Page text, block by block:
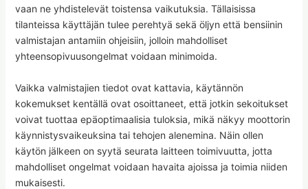
vaan ne yhdistelevät toistensa vaikutuksia. Tällaisissa
tilanteissa käyttäjän tulee perehtyä sekä öljyn että bensiinin
valmistajan antamiin ohjeisiin, jolloin mahdolliset
yhteensopivuusongelmat voidaan minimoida.
Vaikka valmistajien tiedot ovat kattavia, käytännön
kokemukset kentällä ovat osoittaneet, että jotkin sekoitukset
voivat tuottaa epäoptimaalisia tuloksia, mikä näkyy moottorin
käynnistysvaikeuksina tai tehojen alenemina. Näin ollen
käytön jälkeen on syytä seurata laitteen toimivuutta, jotta
mahdolliset ongelmat voidaan havaita ajoissa ja toimia niiden
mukaisesti.